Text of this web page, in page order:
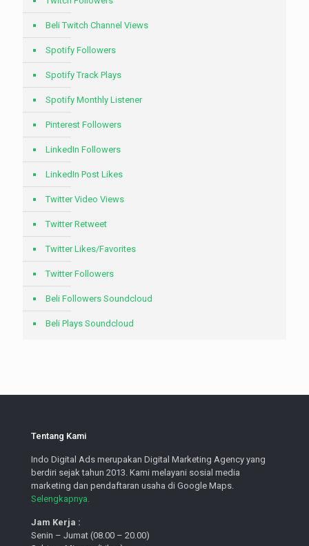
Beli Twitch Channel Views
Spotify Followers
Spotify Track Plays
Spotify Monthly Listener
Pinterest Followers
LinkedIn Followers
LinkedIn Post Likes
Twitter Video Views
Twitter Retweet
Twitter Likes/Favorites
Twitter Followers
Beli Followers Soundcloud
Beli Plays Soundcloud
Tentang Kami
Indo Digital Ads merupakan Digital Marketing Agency yang
berdiri sejak tahun 2013. Kami melayani sosial media
marketing dan pendaftaran usaha di Google Maps.
Selengkapnya.
Jam Kerja :
Senin – Jumat (08.00 – 20.00)